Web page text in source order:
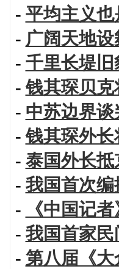
- 平均主义
- 广阔天地
- 千里长堤
-钱其琛贝
- 中苏边界
-钱其琛外长
- 泰国外长抵
- 我国首次
-
《中国记
- 我国首家
- 第八届《